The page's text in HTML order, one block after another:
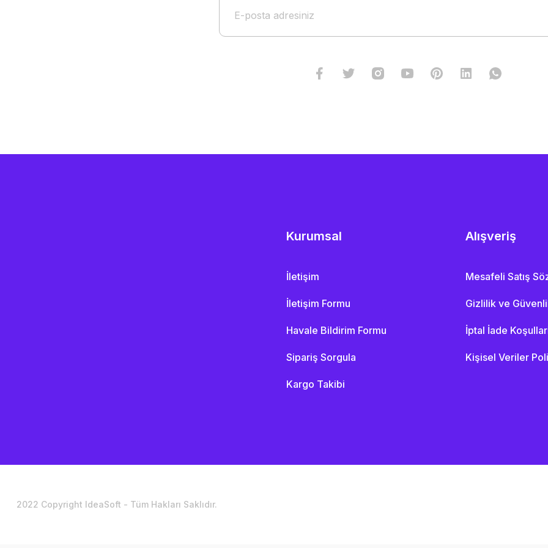
Kurumsal
İletişim
İletişim Formu
Havale Bildirim Formu
Sipariş Sorgula
Kargo Takibi
Alışveriş
Mesafeli Satış
Gizlilik ve
İptal İade
Kişisel Veriler
2022 Copyright IdeaSoft - Tüm Hakları Saklıdır.